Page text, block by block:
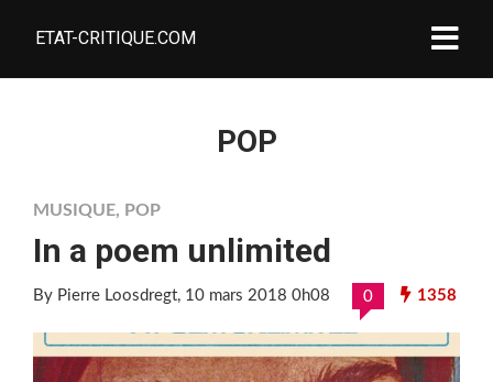
ETAT-CRITIQUE.COM
POP
MUSIQUE, POP
In a poem unlimited
By Pierre Loosdregt, 10 mars 2018 0h08 0 1358